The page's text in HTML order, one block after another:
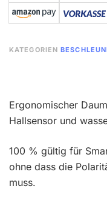
KATEGORIEN
Ergonomischer
Hallsensor und
100 % gültig für
ohne dass die
muss.